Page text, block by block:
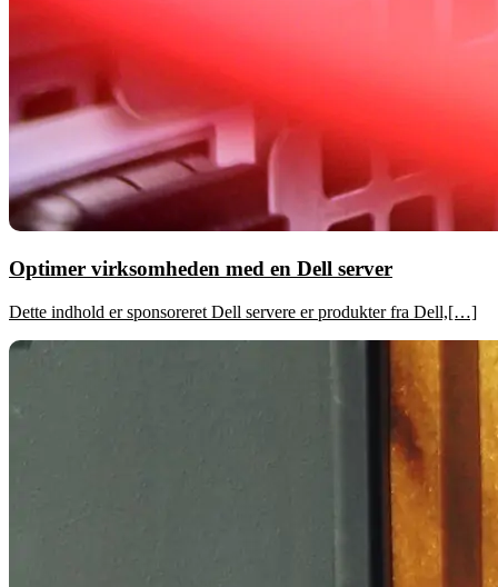
Optimer virksomheden med en Dell server
Dette indhold er sponsoreret Dell servere er produkter fra Dell,[…]